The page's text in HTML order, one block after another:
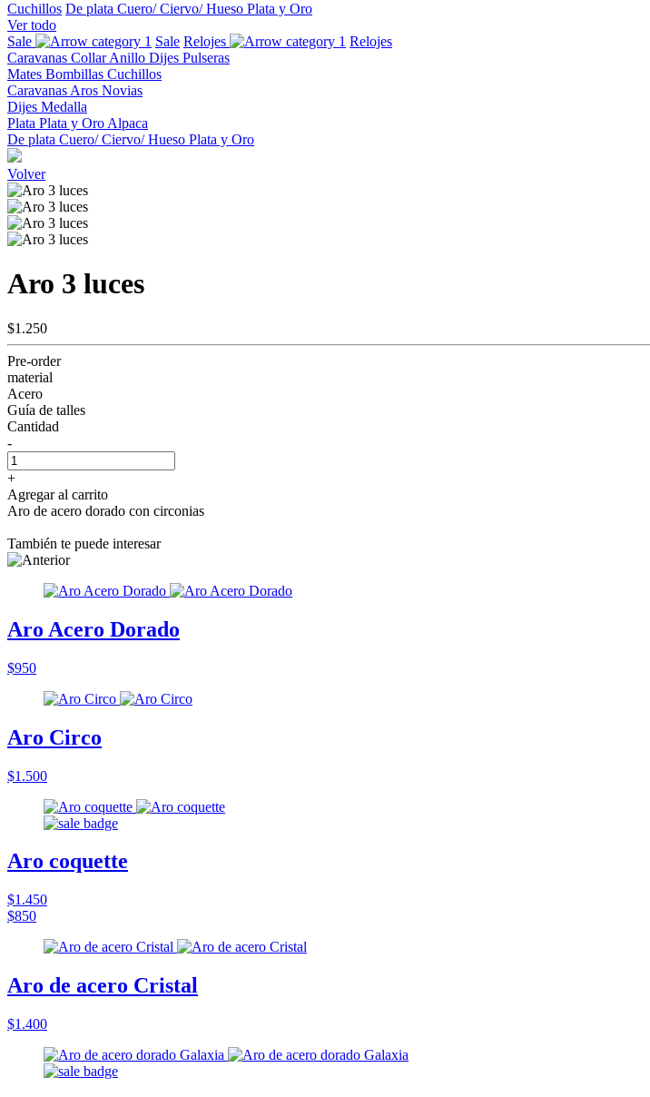
Cuchillos De plata Cuero/ Ciervo/ Hueso Plata y Oro
Ver todo
Sale
Sale Relojes
Relojes
Caravanas CollarAnillo Dijes Pulseras
Mates Bombillas Cuchillos
Caravanas Aros Novias
Dijes Medalla
Plata Plata y Oro Alpaca
De plata Cuero/ Ciervo/ Hueso Plata y Oro
Volver
Aro 3 luces
$1.250
Pre-order
material
Acero
Guía de talles
Cantidad
-
+
Agregar al carrito
Aro de acero dorado con circonias
También te puede interesar
Aro Acero Dorado
$950
Aro Circo
$1.500
Aro coquette
$1.450
$850
Aro de acero Cristal
$1.400